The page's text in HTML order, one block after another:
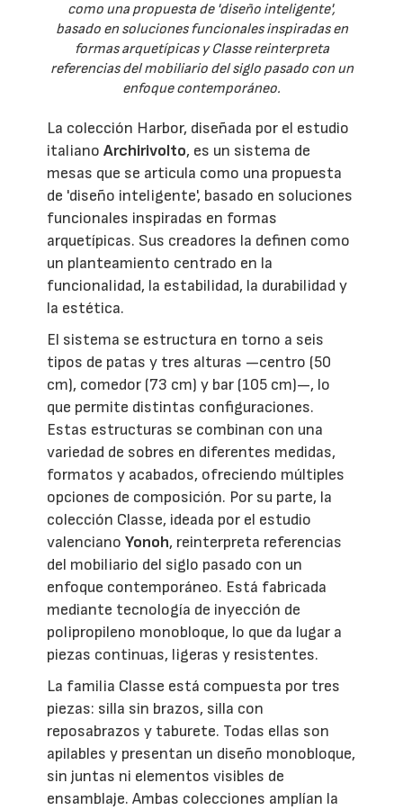
como una propuesta de 'diseño inteligente',
basado en soluciones funcionales inspiradas en
formas arquetípicas y Classe reinterpreta
referencias del mobiliario del siglo pasado con un
enfoque contemporáneo.
La colección Harbor, diseñada por el estudio
italianoArchirivolto, es un sistema de
mesas que se articula como una propuesta
de 'diseño inteligente', basado en soluciones
funcionales inspiradas en formas
arquetípicas. Sus creadores la definen como
un planteamiento centrado en la
funcionalidad, la estabilidad, la durabilidad y
la estética.
El sistema se estructura en torno a seis
tipos de patas y tres alturas —centro (50
cm), comedor (73 cm) y bar (105 cm)—, lo
que permite distintas configuraciones.
Estas estructuras se combinan con una
variedad de sobres en diferentes medidas,
formatos y acabados, ofreciendo múltiples
opciones de composición. Por su parte, la
colección Classe, ideada por el estudio
valencianoYonoh, reinterpreta referencias
del mobiliario del siglo pasado con un
enfoque contemporáneo. Está fabricada
mediante tecnología de inyección de
polipropileno monobloque, lo que da lugar a
piezas continuas, ligeras y resistentes.
La familia Classe está compuesta por tres
piezas: silla sin brazos, silla con
reposabrazos y taburete. Todas ellas son
apilables y presentan un diseño monobloque,
sin juntas ni elementos visibles de
ensamblaje. Ambas colecciones amplían la